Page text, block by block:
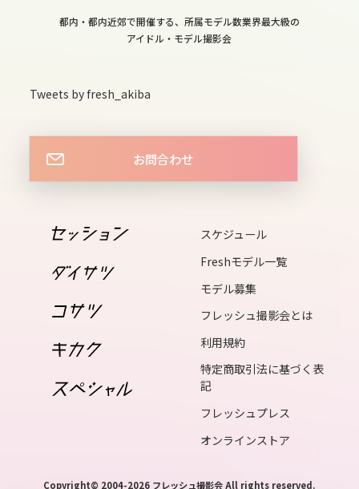
13
14
15
wed
16
17
sat
都内・都内近郊で開催する、所属モデル数業界最大級の
アイドル・モデル撮影会
Tweets by fresh_akiba
お問合わせ
スケジュール
Freshモデル一覧
モデル募集
フレッシュ撮影会とは
利用規約
特定商取引法に基づく表
記
フレッシュプレス
オンラインストア
Copyright© 2004-2026 フレッシュ撮影会 All rights reserved.